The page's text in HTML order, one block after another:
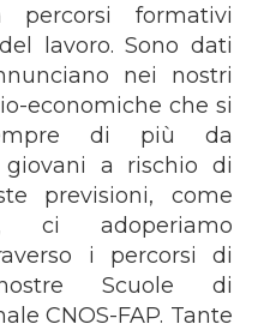
formativi
lavoro. Sono dati
nei nostri
economiche che si
di più da
a rischio di
previsioni, come
ci adoperiamo
i percorsi di
Scuole di
CNOS-FAP. Tante